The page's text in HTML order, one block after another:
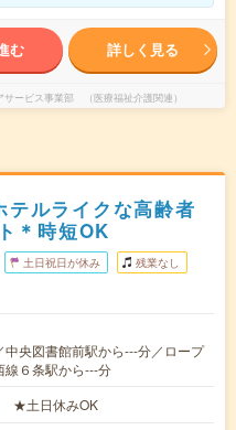
む 詳しく見る
ービス事業部 （医療福祉介護関連）
テルライクな高齢者
＊時短OK
土日祝日が休み 残業なし
央図書館前駅から---分／ロープ
線６条駅から---分
★土日休みOK